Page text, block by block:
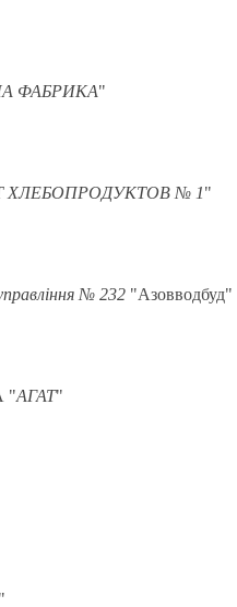
ФАБРИКА"
№ 1"
№ 232 "Азовводбуд"
"АГАТ"